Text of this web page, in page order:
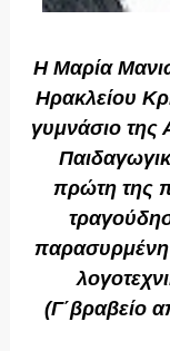
Η Μαρία
Ηρακλείου
γυμνάσιο της
πρώτη της
παρασυρμένη
(Γ΄βραβείο